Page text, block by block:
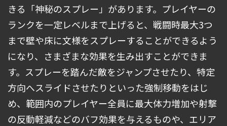
きる「神秘のスプレー」があります。プレイヤーの
ランクを一定レベルまで上げると、戦闘時最大3つ
まで壁や床に文様をスプレーすることができるよう
になり、さまざまな効果を生み出すことができま
す。スプレーを踏んだ敵をジャンプさせたり、特定
方向へスライドさせたりといった強制移動をはじ
め、範囲内のプレイヤー全員に最大体力増加や射撃
の反動軽減などのバフ効果を与えるものや、エリア